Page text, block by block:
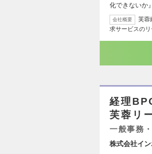
化できないか
会社概要
芙蓉
求サービスの
経理
芙蓉リ
一般事務
株式会社イ